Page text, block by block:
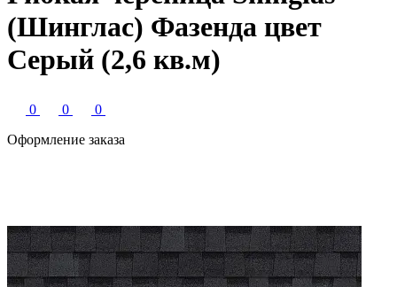
(Шинглас) Фазенда цвет
Серый (2,6 кв.м)
0 0
0
Оформление заказа